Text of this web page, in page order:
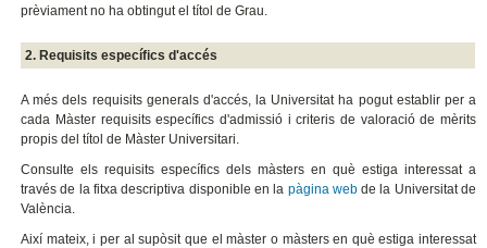
prèviament no ha obtingut el títol de Grau.
2. Requisits específics d'accés
A més dels requisits generals d'accés, la Universitat ha pogut establir per a
cada Màster requisits específics d'admissió i criteris de valoració de mèrits
propis del títol de Màster Universitari.
Consulte els requisits específics dels màsters en què estiga interessat a
través de la fitxa descriptiva disponible en la pàgina webde la Universitat de
València.
Així mateix, i per al supòsit que el màster o màsters en què estiga interessat